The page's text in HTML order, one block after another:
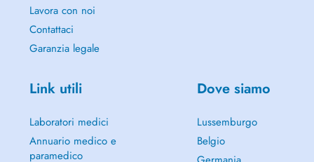
Lavora con noi
Contattaci
Garanzia legale
Link utili
Laboratori medici
Annuario medico e
paramedico
Dove siamo
Lussemburgo
Belgio